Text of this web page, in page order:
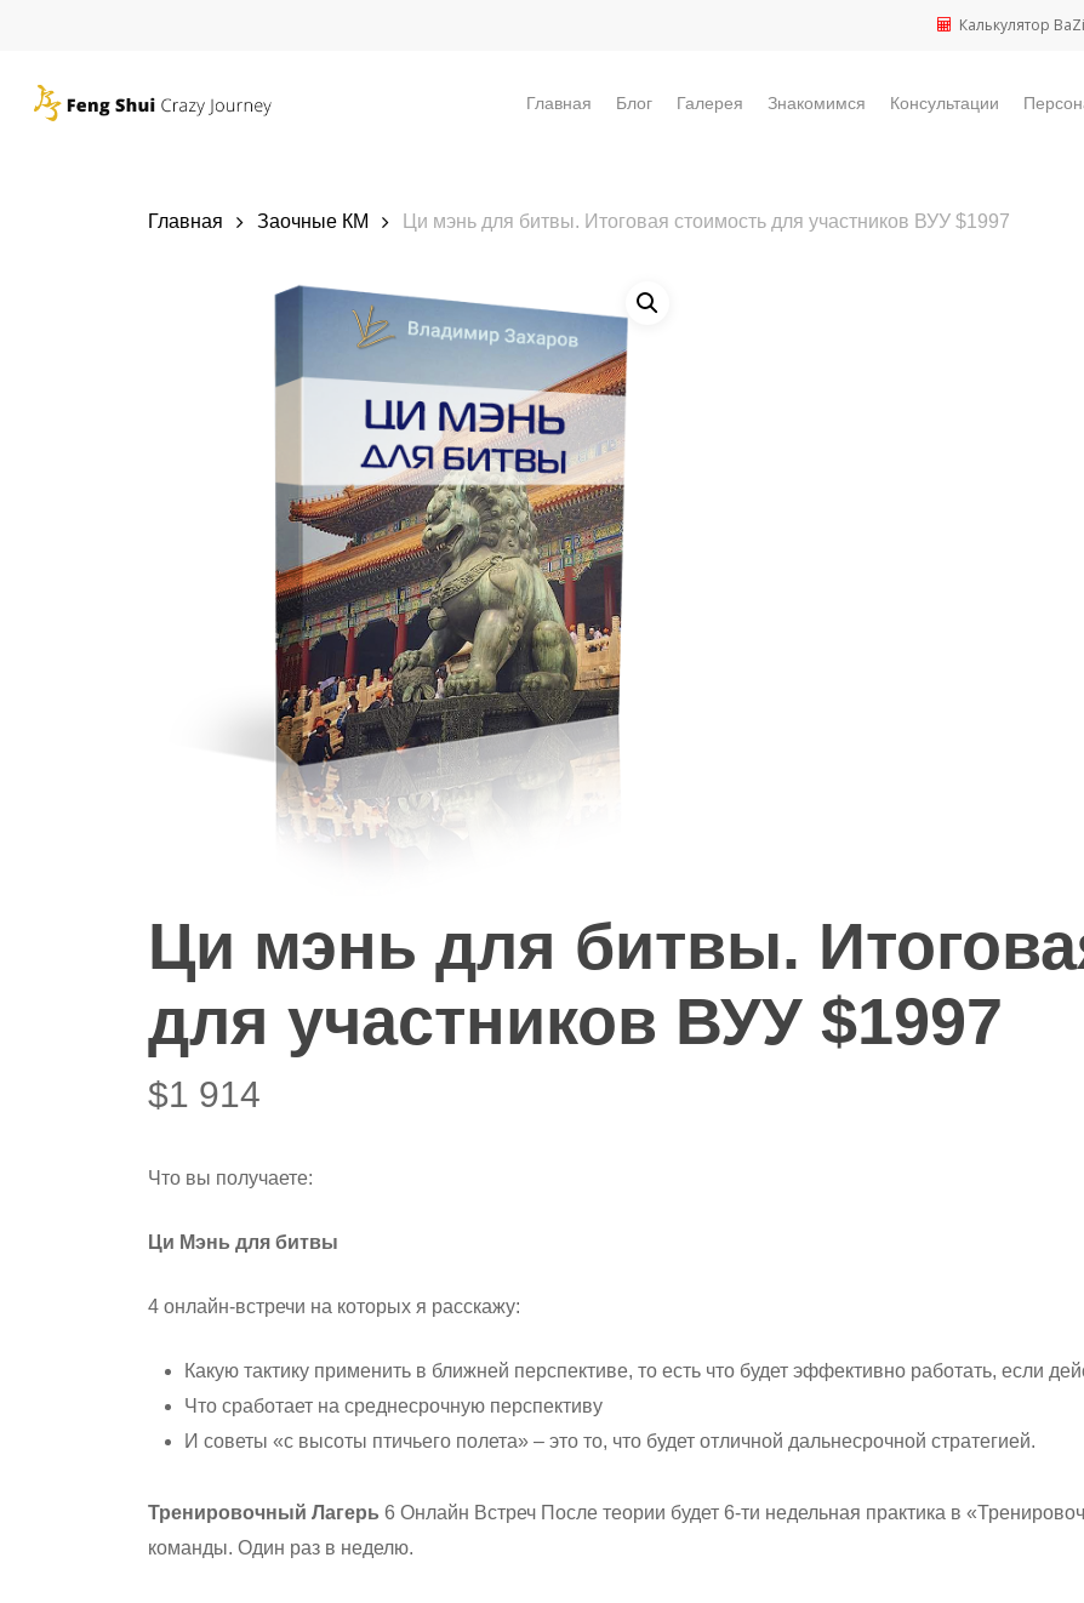
main
content
Калькулятор
Hit enter to search or ESC to close
Главная Блог Галерея Знакомимся Консультации
Главная Заочные КМ Ци мэнь для битвы. Итоговая стоимость для участников ВУУ $1997
Ци мэнь для битвы.
для участников ВУУ $1997
$1 914
Что вы получаете:
Ци Мэнь для битвы
4 онлайн-встречи на которых я расскажу:
Какую тактику применить в ближней перспективе, то есть что будет эффективно работать, если
Что сработает на среднесрочную перспективу
И советы «с высоты птичьего полета» – это то, что будет отличной дальнесрочной стратегией.
Тренировочный Лагерь 6 Онлайн Встреч После теории будет 6-ти недельная практика в
команды. Один раз в неделю.